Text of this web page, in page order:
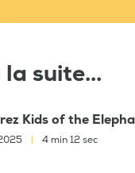
la suite...
Kids of the
4 min 12 sec